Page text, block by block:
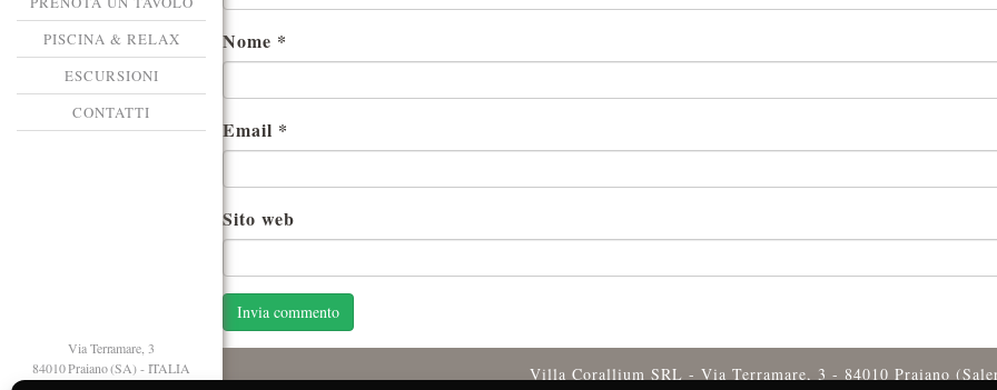
PISCINA & RELAX
ESCURSIONI
CONTATTI
Via Terramare, 3
84010 Praiano (SA) - ITALIA
Nome *
Email *
Sito web
Villa Corallium SRL - Via Terramare, 3 - 84010 Praiano